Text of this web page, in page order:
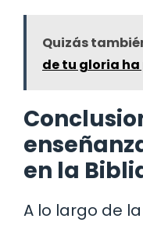
Quizás
de tu gloria
en la
A lo largo de